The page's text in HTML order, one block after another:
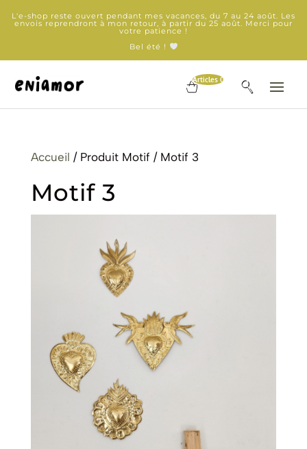
L'e-shop reste ouvert pendant mes vacances, du 7 au 24 août. Les
envois reprendront à mon retour, à partir du 25 août. Merci pour
votre patience !
Bel été !
Articles 0
Accueil / Produit Motif / Motif 3
Motif 3